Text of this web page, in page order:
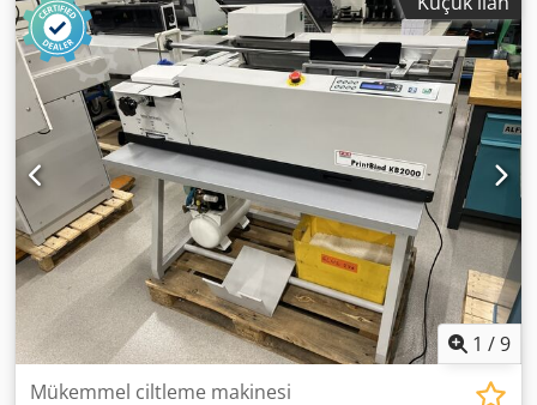
arayüzü Teknik özellikler: Dsdsvq I Tnepfx Afkeck * Hacim:
119 l * Maksimum sıcaklık: 110°C * Maksimum raf yükü: 20
kg * Maksimum toplam yük: 70 kg * Nominal güç: 1,6 kW *
Dış boyutlar (G × Y × D): 743 × 942 × 581 mm * Ağırlık: 158
kg Uygulama alanları: * Kimya ve ilaç laboratuvarları, *
Elektronik endüstrisi, * Ar-Ge laboratuvarları, * Kalite
kontrol, * Organik çözücüler içeren numunelerin
kurutulması, * Güvenli bir şekilde vakum altında çalışmayı
gerektiren süreçler. BINDER VDL 115, yüksek performans,
hassas kontrol ve ATEX güvenlik gereksinimlerine
uygunluğu bir araya getiren, profesyonel, üst düzey bir
vakum kurutma cihazıdır ve bu sayede en zorlu
laboratuvar ve endüstriyel uygulamalarda mükemmel
sonuçlar verir.
Makine özellikleri: – Otomatik mengeneli sıkıştırma – Ek
kesme üniteleriyle birlikte disk frezeleme – Besleme
düzenleme cihazı – Kenar yapıştırma – Kontrol paneli –
Yapıştırma ünitesinden duman tahliyesi – Kesme
atıklarının tahliyesi + harici vakum – Otomatik kapak
sıkıştırma 230V güç kaynağı Set, başlangıç için yeterli
miktarda yapıştırıcı içerir.
1 /9
Mükemmel ciltleme makinesi